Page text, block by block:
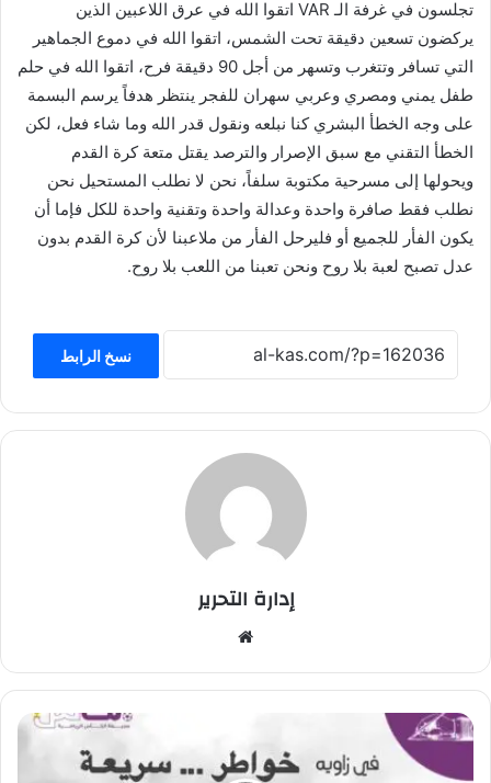
تجلسون في غرفة الـ VAR اتقوا الله في عرق اللاعبين الذين
يركضون تسعين دقيقة تحت الشمس، اتقوا الله في دموع الجماهير
التي تسافر وتتغرب وتسهر من أجل 90 دقيقة فرح، اتقوا الله في حلم
طفل يمني ومصري وعربي سهران للفجر ينتظر هدفاً يرسم البسمة
على وجه الخطأ البشري كنا نبلعه ونقول قدر الله وما شاء فعل، لكن
الخطأ التقني مع سبق الإصرار والترصد يقتل متعة كرة القدم
ويحولها إلى مسرحية مكتوبة سلفاً، نحن لا نطلب المستحيل نحن
نطلب فقط صافرة واحدة وعدالة واحدة وتقنية واحدة للكل فإما أن
يكون الفأر للجميع أو فليرحل الفأر من ملاعبنا لأن كرة القدم بدون
عدل تصبح لعبة بلا روح ونحن تعبنا من اللعب بلا روح.
نسخ الرابط
إدارة التحرير
الوي
ح
ق